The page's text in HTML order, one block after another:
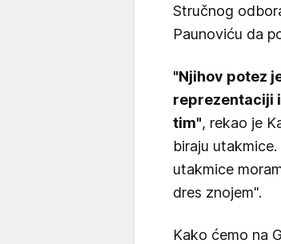
Stručnog
Paunoviću da
"Njihov potez
reprezentaciji
tim", rekao je
biraju
utakmice
dres znojem".
Kako ćemo na